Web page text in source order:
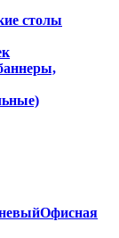
столы
Офисная